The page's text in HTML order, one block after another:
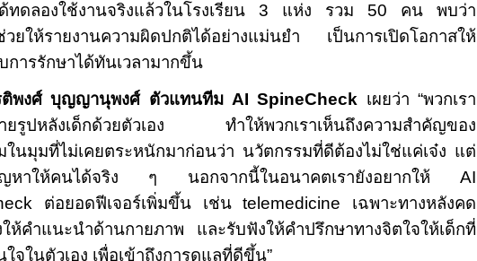
ทดลองใช้งานจริงแล้วในโรงเรียน 3 แห่ง รวม 50 คน พบว่า
วยให้รายงานความผิดปกติได้อย่างแม่นยำ เป็นการเปิดโอกาสให้
การรักษาได้ทันเวลามากขึ้น
ติพงศ์ บุญญานุพงศ์ ตัวแทนทีม AI SpineCheck เผยว่า “พวกเรา
ยรูปหลังเด็กด้วยตัวเอง ทำให้พวกเราเห็นถึงความสำคัญของ
ในมุมที่ไม่เคยตระหนักมาก่อนว่า นวัตกรรมที่ดีต้องไม่ใช่แค่เจ๋ง แต่
ญหาให้คนได้จริง ๆ นอกจากนี้ในอนาคตเรายังอยากให้ AI
ต่อยอดฟีเจอร์เพิ่มขึ้น เช่นtelemedicine เฉพาะทางหลังคด
ให้คำแนะนำด้านกายภาพ
และรับฟังให้คำปรึกษาทางจิตใจให้เด็กที่
ใจในตัวเอง เพื่อเข้าถึงการดูแลที่ดีขึ้น”